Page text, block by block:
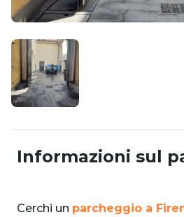
Informazioni sul
Cerchi un parcheggio a